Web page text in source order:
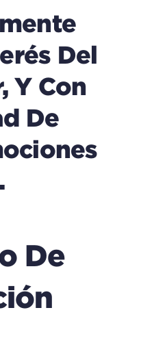
Del
Y Con
De
De